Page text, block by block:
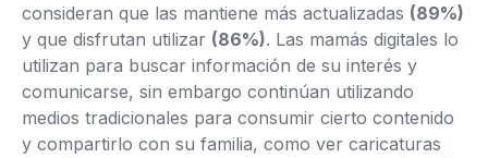
consideran que las mantiene más actualizadas (89%)
y que disfrutan utilizar (86%). Las mamás digitales lo
utilizan para buscar información de su interés y
comunicarse, sin embargo continúan utilizando
medios tradicionales para consumir cierto contenido
y compartirlo con su familia, como ver caricaturas